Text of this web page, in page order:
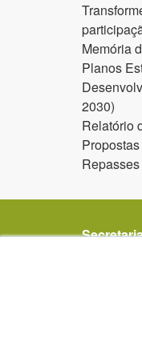
Memória
Planos
2030)
Relatório
Propostas
Avenida
1º, 2º,
Porto